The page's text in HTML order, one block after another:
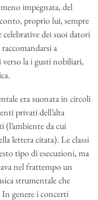
impegnata, del
proprio lui, sempre
celebrative dei suoi datori
a
la i gusti nobiliari,
era suonata in circoli
privati dell’alta
(l’ambiente da cui
lettera citata). Le classi
tipo di esecuzioni, ma
nel frattempo un
strumentale che
In genere i concerti